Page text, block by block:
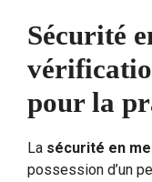
Sécurité
pour la
La sécurité en
possession d’un